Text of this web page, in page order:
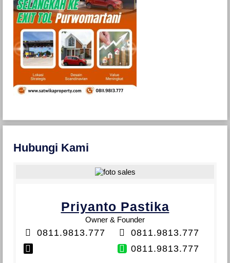
Hubungi Kami
Priyanto Pastika
Owner & Founder
0811.9813.777
0811.9813.777
0811.9813.777